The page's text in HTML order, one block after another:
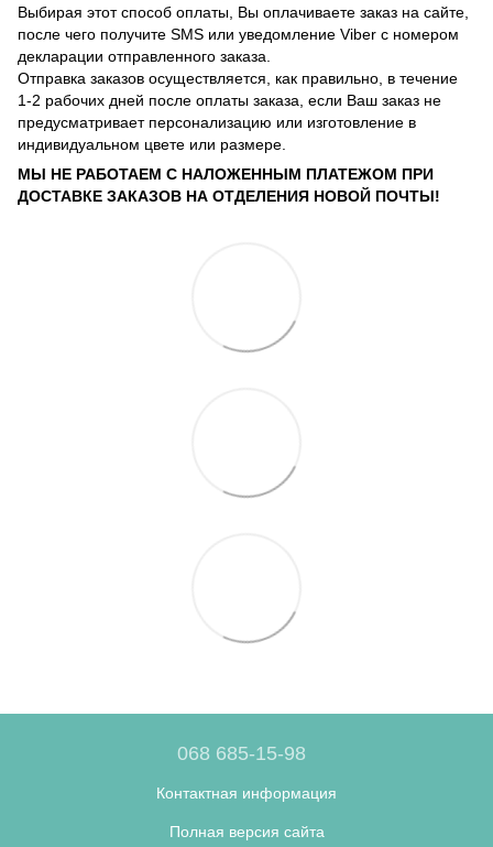
Выбирая этот способ оплаты, Вы оплачиваете заказ на сайте,
после чего получите SMS или уведомление Viber с номером
декларации отправленного заказа.
Отправка заказов осуществляется, как правильно, в течение
1-2 рабочих дней после оплаты заказа, если Ваш заказ не
предусматривает персонализацию или изготовление в
индивидуальном цвете или размере.
МЫ НЕ РАБОТАЕМ С НАЛОЖЕННЫМ ПЛАТЕЖОМ ПРИ
ДОСТАВКЕ ЗАКАЗОВ НА ОТДЕЛЕНИЯ НОВОЙ ПОЧТЫ!
068 685-15-98
Контактная информация
Полная версия сайта